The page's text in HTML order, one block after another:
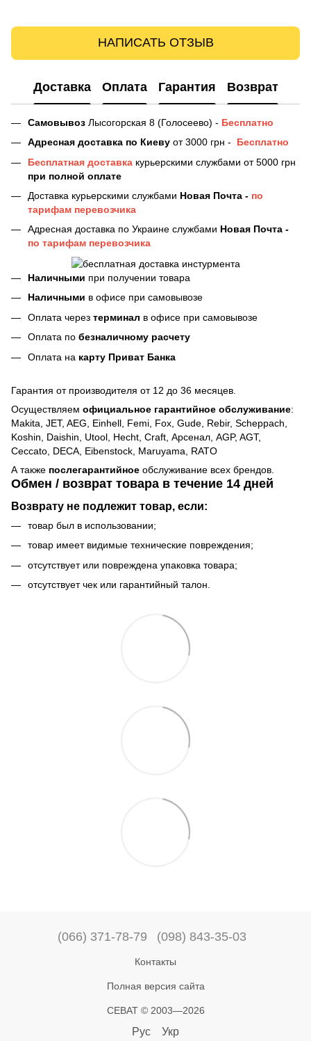
НАПИСАТЬ ОТЗЫВ
Доставка Оплата Гарантия Возврат
Самовывоз Лысогорская 8 (Голосеево) - Бесплатно
Адресная доставка по Киеву от 3000 грн -
Бесплатно
Бесплатная доставка курьерскими службами от 5000 грн
при полной оплате
Доставка курьерскими службами Новая Почта - по
тарифам перевозчика
Адресная доставка по Украине службами Новая Почта -
по тарифам перевозчика
Наличными при получении товара
Наличными в офисе при самовывозе
Оплата через терминал в офисе при самовывозе
Оплата по безналичному расчету
Оплата на карту Приват Банка
Гарантия от производителя от 12 до 36 месяцев.
Осуществляем официальное гарантийное обслуживание:
Makita, JET, AEG, Einhell, Femi, Fox, Gude, Rebir, Scheppach,
Koshin, Daishin, Utool, Hecht, Craft, Арсенал, AGP, AGT,
Ceccato, DECA, Eibenstock, Maruyama, RATO
А также послегарантийное обслуживание всех брендов.
Обмен / возврат товара в течение 14 дней
Возврату не подлежит товар, если:
товар был в использовании;
товар имеет видимые технические повреждения;
отсутствует или повреждена упаковка товара;
отсутствует чек или гарантийный талон.
(066) 371-78-79 (098) 843-35-03
Контакты
Полная версия сайта
СЕВАТ © 2003—2026
Рус Укр